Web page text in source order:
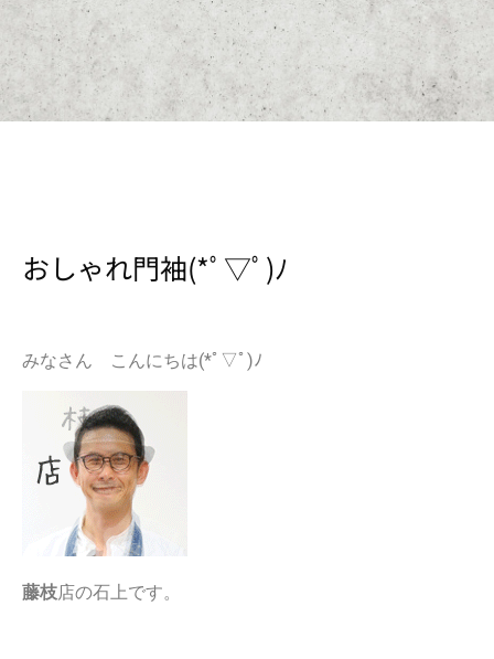
おしゃれ門袖(*ﾟ▽ﾟ)ﾉ
みなさん こんにちは(*ﾟ▽ﾟ)ﾉ
藤枝店の石上です。